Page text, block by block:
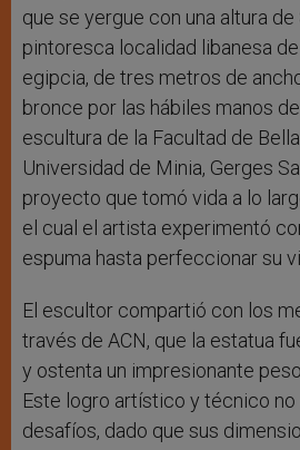
que se yergue con una altura
pintoresca localidad libanesa
egipcia, de tres metros de
bronce por las hábiles manos
escultura de la Facultad de
Universidad de Minia, Gerges
proyecto que tomó vida a lo
el cual el artista experimentó
espuma hasta perfeccionar su
El escultor compartió con los
través de ACN, que la estatua
y ostenta un impresionante
Este logro artístico y técnico
desafíos, dado que sus